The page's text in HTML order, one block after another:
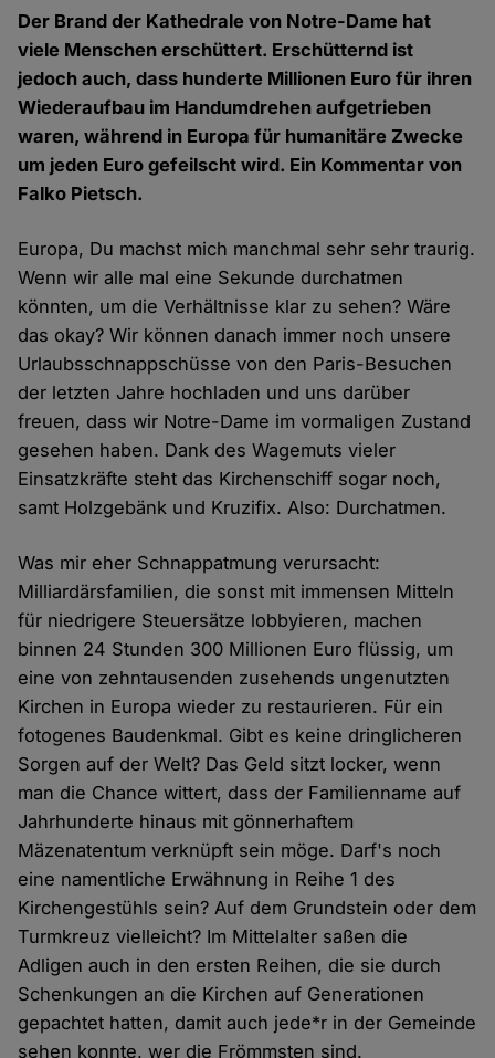
Der Brand der Kathedrale von Notre-Dame hat
viele Menschen erschüttert. Erschütternd ist
jedoch auch, dass hunderte Millionen Euro für ihren
Wiederaufbau im Handumdrehen aufgetrieben
waren, während in Europa für humanitäre Zwecke
um jeden Euro gefeilscht wird. Ein Kommentar von
Falko Pietsch.
Europa, Du machst mich manchmal sehr sehr traurig.
Wenn wir alle mal eine Sekunde durchatmen
könnten, um die Verhältnisse klar zu sehen? Wäre
das okay? Wir können danach immer noch unsere
Urlaubsschnappschüsse von den Paris-Besuchen
der letzten Jahre hochladen und uns darüber
freuen, dass wir Notre-Dame im vormaligen Zustand
gesehen haben. Dank des Wagemuts vieler
Einsatzkräfte steht das Kirchenschiff sogar noch,
samt Holzgebänk und Kruzifix. Also: Durchatmen.
Was mir eher Schnappatmung verursacht:
Milliardärsfamilien, die sonst mit immensen Mitteln
für niedrigere Steuersätze lobbyieren, machen
binnen 24 Stunden 300 Millionen Euro flüssig, um
eine von zehntausenden zusehends ungenutzten
Kirchen in Europa wieder zu restaurieren. Für ein
fotogenes Baudenkmal. Gibt es keine dringlicheren
Sorgen auf der Welt? Das Geld sitzt locker, wenn
man die Chance wittert, dass der Familienname auf
Jahrhunderte hinaus mit gönnerhaftem
Mäzenatentum verknüpft sein möge. Darf's noch
eine namentliche Erwähnung in Reihe 1 des
Kirchengestühls sein? Auf dem Grundstein oder dem
Turmkreuz vielleicht? Im Mittelalter saßen die
Adligen auch in den ersten Reihen, die sie durch
Schenkungen an die Kirchen auf Generationen
gepachtet hatten, damit auch jede*r in der Gemeinde
sehen konnte, wer die Frömmsten sind.